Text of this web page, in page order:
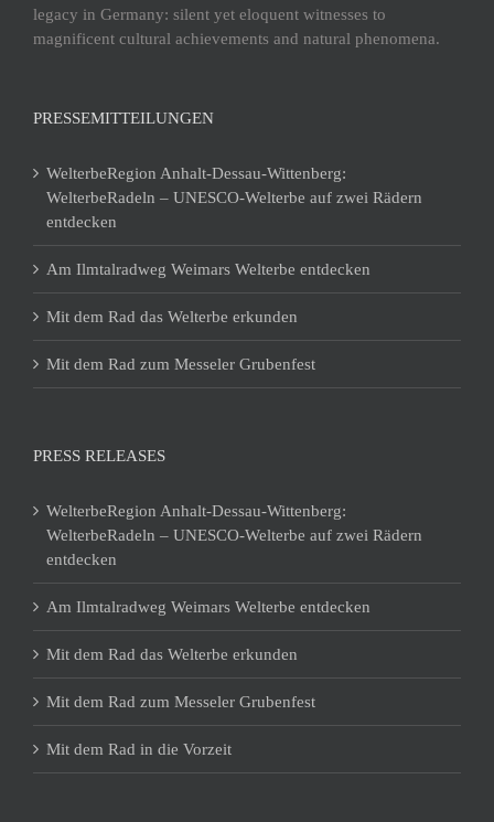
legacy in Germany: silent yet eloquent witnesses to
magnificent cultural achievements and natural phenomena.
PRESSEMITTEILUNGEN
WelterbeRegion Anhalt-Dessau-Wittenberg:
WelterbeRadeln – UNESCO-Welterbe auf zwei Rädern
entdecken
Am Ilmtalradweg Weimars Welterbe entdecken
Mit dem Rad das Welterbe erkunden
Mit dem Rad zum Messeler Grubenfest
PRESS RELEASES
WelterbeRegion Anhalt-Dessau-Wittenberg:
WelterbeRadeln – UNESCO-Welterbe auf zwei Rädern
entdecken
Am Ilmtalradweg Weimars Welterbe entdecken
Mit dem Rad das Welterbe erkunden
Mit dem Rad zum Messeler Grubenfest
Mit dem Rad in die Vorzeit